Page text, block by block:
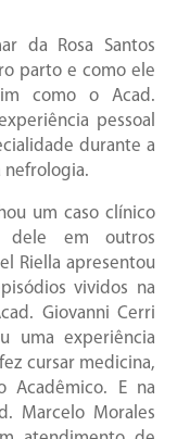
da Rosa Santos
parto e como ele
como o Acad.
pessoal
durante a
nefrologia.
um caso clínico
em outros
Riella apresentou
vividos na
Giovanni Cerri
uma experiência
cursar medicina,
Acadêmico. E na
Marcelo Morales